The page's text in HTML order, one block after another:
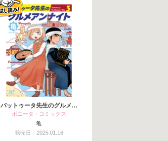
バットゥータ先生のグルメ…
ボニータ・コミックス
亀
発売日：2025.01.16